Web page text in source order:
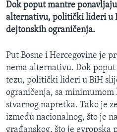
Dok poput mantre
alternativu, politički lideri u
dejtonskih ograničenja.
Put Bosne i Hercegovine je
nema alternativu. Dok
tezu, politički lideri u BiH
ograničenja, sa
stvarnog napretka. Tako je
između nacionalnog, što je
građanskog, što je evropska